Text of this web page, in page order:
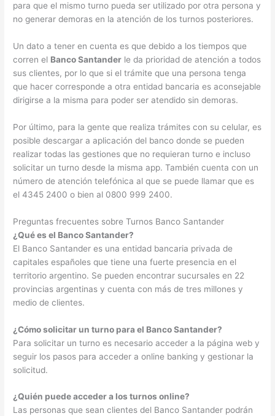
para que el mismo turno pueda ser utilizado por otra persona y
no generar demoras en la atención de los turnos posteriores.
Un dato a tener en cuenta es que debido a los tiempos que
corren el Banco Santander le da prioridad de atención a todos
sus clientes, por lo que si el trámite que una persona tenga
que hacer corresponde a otra entidad bancaria es aconsejable
dirigirse a la misma para poder ser atendido sin demoras.
Por último, para la gente que realiza trámites con su celular, es
posible descargar a aplicación del banco donde se pueden
realizar todas las gestiones que no requieran turno e incluso
solicitar un turno desde la misma app. También cuenta con un
número de atención telefónica al que se puede llamar que es
el 4345 2400 o bien al 0800 999 2400.
Preguntas frecuentes sobre Turnos Banco Santander
¿Qué es el Banco Santander?
El Banco Santander es una entidad bancaria privada de
capitales españoles que tiene una fuerte presencia en el
territorio argentino. Se pueden encontrar sucursales en 22
provincias argentinas y cuenta con más de tres millones y
medio de clientes.
¿Cómo solicitar un turno para el Banco Santander?
Para solicitar un turno es necesario acceder a la página web y
seguir los pasos para acceder a online banking y gestionar la
solicitud.
¿Quién puede acceder a los turnos online?
Las personas que sean clientes del Banco Santander podrán